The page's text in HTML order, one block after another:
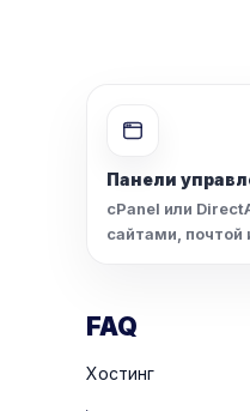
Панели
cPanel или
сайтами, почтой
FAQ
Хостинг